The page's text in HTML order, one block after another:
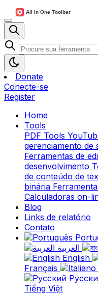
Donate
Conecte-se
Register
Home
Tools
PDF Tools
gerenciamento de
Ferramentas de
desenvolvimento
de conteúdo de
binária
Calculadoras on-
Blog
Links de relatório
Contato
English
Français
Tiếng Việt